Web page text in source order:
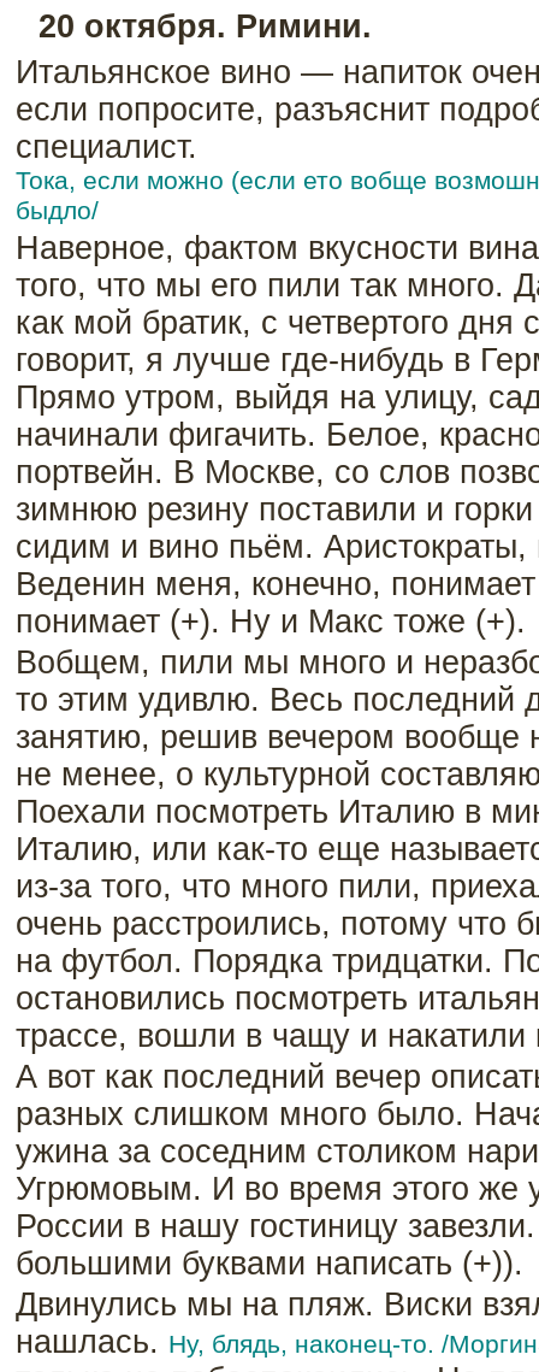
20 октября. Римини.
Итальянское вино — напиток
если попросите, разъяснит
специалист.
Тока, если можно (если ето вобще
быдло/
Наверное, фактом вкусности
того, что мы его пили так много.
как мой братик, с четвертого дня
говорит, я лучше где-нибудь в
Прямо утром, выйдя на улицу,
начинали фигачить. Белое,
портвейн. В Москве, со слов
зимнюю резину поставили и
сидим и вино пьём. Аристократы,
Веденин меня, конечно,
понимает (+). Ну и Макс тоже (+).
Вобщем, пили мы много и
то этим удивлю. Весь последний
занятию, решив вечером вообще
не менее, о культурной
Поехали посмотреть Италию в
Италию, или как-то еще
из-за того, что много пили,
очень расстроились, потому что
на футбол. Порядка тридцатки.
остановились посмотреть
трассе, вошли в чащу и накатили
А вот как последний вечер
разных слишком много было.
ужина за соседним столиком
Угрюмовым. И во время этого же
России в нашу гостиницу
большими буквами написать (+)).
Двинулись мы на пляж. Виски
нашлась. Ну, блядь, наконец-то. /